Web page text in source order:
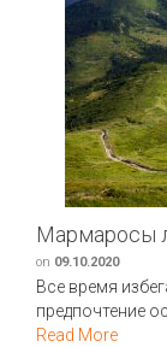
Мармаросы
on 09.10.2020
Все время
предпочтение
Read More